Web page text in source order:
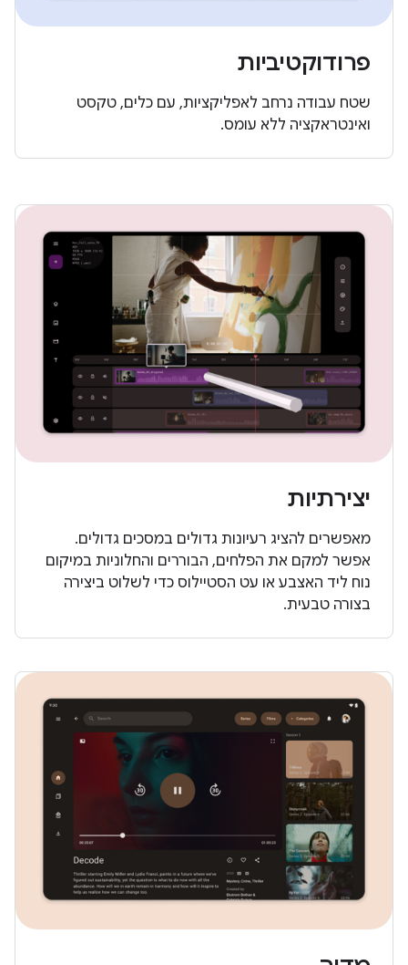
פרודוקטיביות
שטח עבודה נרחב לאפליקציות, עם כלים, טקסט
ואינטראקציה ללא עומס.
יצירתיות
מאפשרים להציג רעיונות גדולים במסכים גדולים.
אפשר למקם את הפלחים, הבוררים והחלוניות במיקום
נוח ליד האצבע או עט הסטיילוס כדי לשלוט ביצירה
בצורה טבעית.